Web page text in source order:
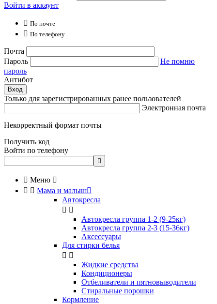
Войти в аккаунт
 По почте
 По телефону
Почта
Пароль
Не помню
пароль
Антибот
Вход
Только для зарегистрированных ранее пользователей
Электронная почта
Некорректный формат почты
Получить код
Войти по телефону

 Меню 
  Мама и малыш
Автокресла
 
Автокресла группа 1-2 (9-25кг)
Автокресла группа 2-3 (15-36кг)
Аксессуары
Для стирки белья
 
Жидкие средства
Кондиционеры
Отбеливатели и пятновыводители
Стиральные порошки
Кормление